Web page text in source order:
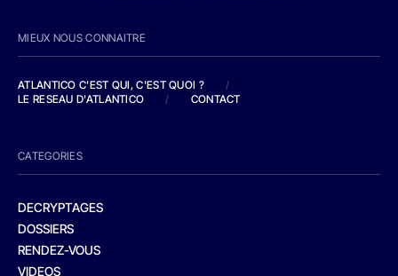
MIEUX NOUS CONNAITRE
ATLANTICO C'EST QUI, C'EST QUOI ?
/
LE RESEAU D'ATLANTICO
/ CONTACT
CATEGORIES
DECRYPTAGES
DOSSIERS
RENDEZ-VOUS
VIDEOS